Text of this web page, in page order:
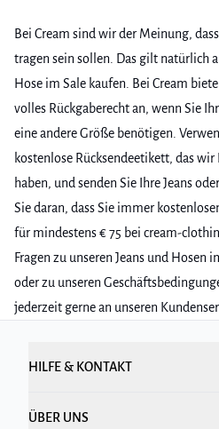
Bei Cream sind wir der Meinung,
tragen sein sollen. Das gilt natürlich
Hose im Sale kaufen. Bei Cream
volles Rückgaberecht an, wenn Sie
eine andere Größe benötigen.
kostenlose Rücksendeetikett, das
haben, und senden Sie Ihre Jeans
Sie daran, dass Sie immer
für mindestens € 75 bei cream-
Fragen zu unseren Jeans und Hosen
oder zu unseren
jederzeit gerne an unseren
HILFE & KONTAKT
ÜBER UNS